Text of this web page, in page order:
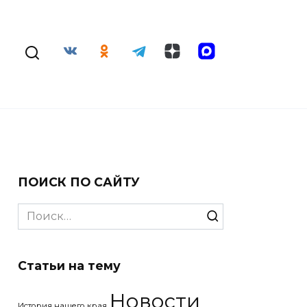
ПОИСК ПО САЙТУ
Search
for:
Статьи на тему
Новости